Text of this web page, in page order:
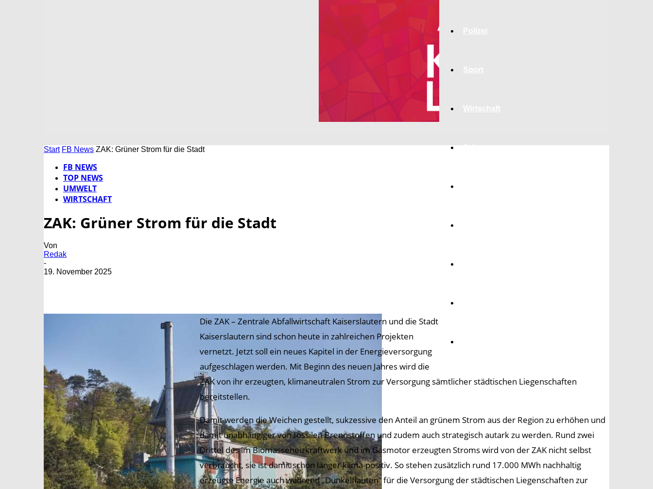
Jobs
Start FB News ZAK: Grüner Strom für die Stadt
FB NEWS
TOP NEWS
UMWELT
WIRTSCHAFT
ZAK: Grüner Strom für die Stadt
Von
Redak
-
19. November 2025
Die ZAK – Zentrale Abfallwirtschaft Kaiserslautern und die Stadt
Kaiserslautern sind schon heute in zahlreichen Projekten
vernetzt. Jetzt soll ein neues Kapitel in der Energieversorgung
aufgeschlagen werden. Mit Beginn des neuen Jahres wird die
ZAK von ihr erzeugten, klimaneutralen Strom zur Versorgung sämtlicher städtischen Liegenschaften
bereitstellen.
Damit werden die Weichen gestellt, sukzessive den Anteil an grünem Strom aus der Region zu erhöhen und
damit unabhängiger von fossilen Brennstoffen und zudem auch strategisch autark zu werden. Rund zwei
Drittel des im Biomasseheizkraftwerk und im Gasmotor erzeugten Stroms wird von der ZAK nicht selbst
verbraucht, sie ist damit schon länger klima-positiv. So stehen zusätzlich rund 17.000 MWh nachhaltig
erzeugte Energie auch während „Dunkelflauten“ für die Versorgung der städtischen Liegenschaften zur